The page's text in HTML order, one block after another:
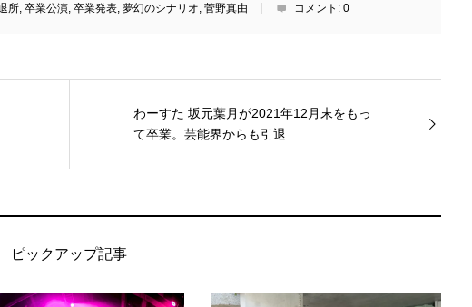
所, 卒業公演, 卒業発表, 夢幻のシナリオ, 菅野真由 コメント: 0
わーすた 坂元葉月が2021年12月末をもっ
て卒業。芸能界からも引退
ピックアップ記事